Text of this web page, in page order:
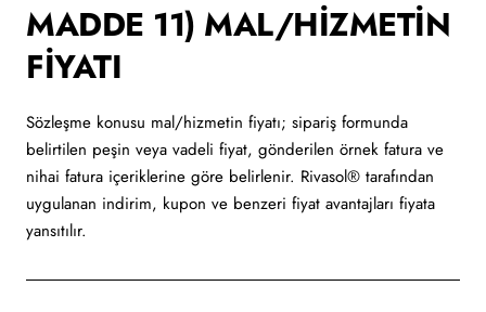
MADDE 11) MAL/HİZMETİN
FİYATI
Sözleşme konusu mal/hizmetin fiyatı; sipariş formunda
belirtilen peşin veya vadeli fiyat, gönderilen örnek fatura ve
nihai fatura içeriklerine göre belirlenir. Rivasol® tarafından
uygulanan indirim, kupon ve benzeri fiyat avantajları fiyata
yansıtılır.